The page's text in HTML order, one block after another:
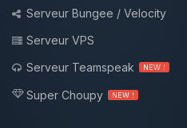
Serveur Bungee / Velocity
Serveur VPS
Serveur Teamspeak
NEW !
Super Choupy NEW !